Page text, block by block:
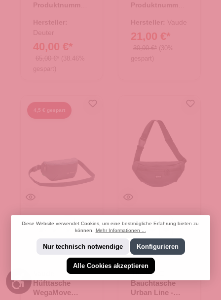
Produktnummer:
Hersteller:
Deuter
40,00 €*
65,00 €* (38.46%
gespart)
Produktnummer:
Hersteller: Vaude
21,00 €*
30,00 €* (30%
gespart)
4,5 € gespart
cedar wood
heron
+1
Hüfttasche
WegaMove
Light grey
+3
TheTrueC
Bauchtasche
Urban Line -
Diese Website verwendet Cookies, um eine bestmögliche Erfahrung bieten zu
können. Mehr Informationen ...
Nur technisch notwendige Konfigurieren
Alle Cookies akzeptieren